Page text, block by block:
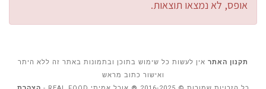
אופס, לא נמצאו תוצאות.
תקנון האתר אין לעשות כל שימוש בתוכן ובתמונות באתר זה ללא היתר
ואישור כתוב מראש